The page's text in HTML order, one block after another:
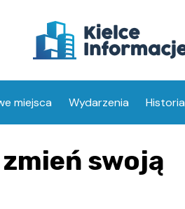
miejsca Wydarzenia Historia
swoją